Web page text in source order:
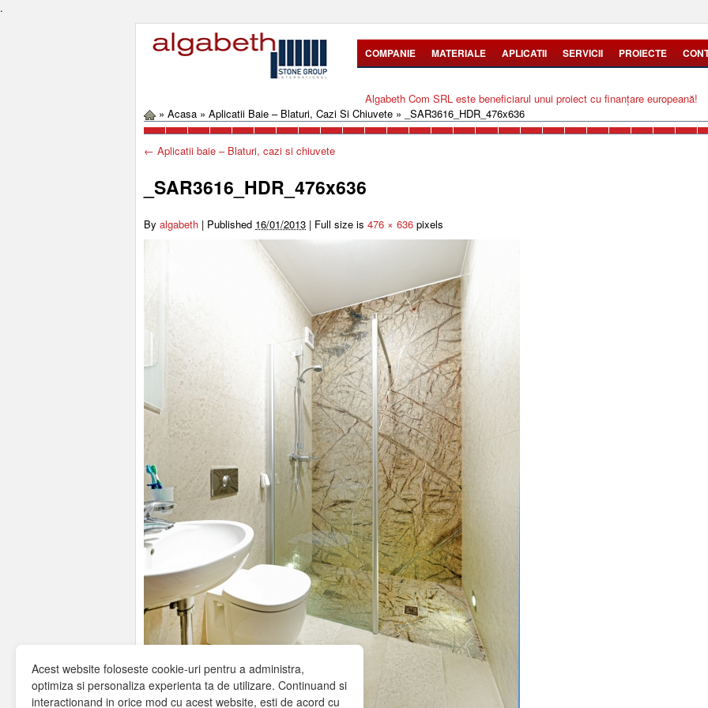
.
Acest website foloseste cookie-uri pentru a administra,
optimiza si personaliza experienta ta de utilizare. Continuand si
interactionand in orice mod cu acest website, esti de acord cu
COMPANIE MATERIALE APLICATII SERVICII PROIECTE
Algabeth Com SRL este beneficiarul unui proiect cu finanțare europeană!
» Acasa » Aplicatii Baie – Blaturi, Cazi Si Chiuvete » _SAR3616_HDR_476x636
← Aplicatii baie – Blaturi, cazi si chiuvete
_SAR3616_HDR_476x636
By algabeth | Published 16/01/2013 | Full size is 476 × 636 pixels